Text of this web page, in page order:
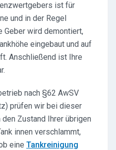
ist für
und in der Regel
Geber wird demontiert,
eingebaut und auf
Anschließend ist Ihre
nach §62 AwSV
prüfen wir bei dieser
Zustand Ihrer übrigen
innen verschlammt,
eine Tankreinigung